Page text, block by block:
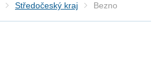
Středočeský kraj Bezno